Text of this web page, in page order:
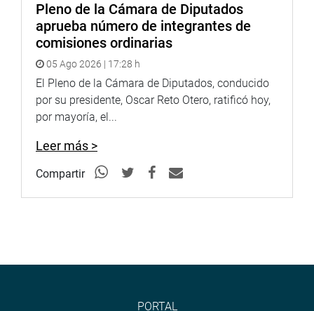
http://www4.congreso.gob.pe/heraldo/index.asp
fotografia.congreso.gob.pe
Pleno de la Cámara de Diputados
aprueba número de integrantes de
comisiones ordinarias
05 Ago 2026 | 17:28 h
El Pleno de la Cámara de Diputados, conducido
por su presidente, Oscar Reto Otero, ratificó hoy,
por mayoría, el...
Leer más >
Compartir
PORTAL